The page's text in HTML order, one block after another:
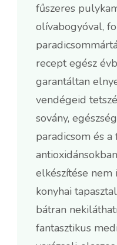
fűszeres
olívabogyóval,
recept egész
garantáltan
vendégeid
sovány,
paradicsom és
elkészítése
konyhai
bátran
fantasztikus